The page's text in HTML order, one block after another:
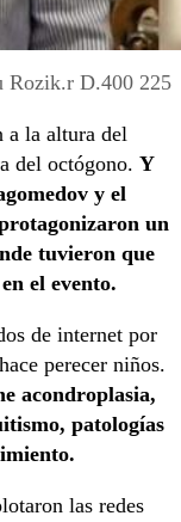
Rozik.r D.400 225
a la altura del
del octógono. Y
y el
un
tuvieron que
el evento.
de internet por
perecer niños.
acondroplasia,
patologías
las redes